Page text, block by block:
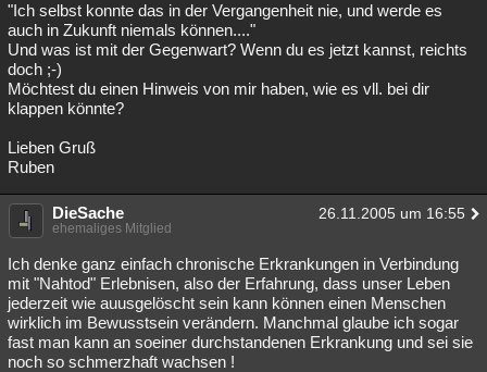
"Ich selbst konnte das in der Vergangenheit nie, und werde es
auch in Zukunft niemals können...."
Und was ist mit der Gegenwart? Wenn du es jetzt kannst, reichts
doch ;-)
Möchtest du einen Hinweis von mir haben, wie es vll. bei dir
klappen könnte?
Lieben Gruß
Ruben
DieSache 26.11.2005 um 16:55
ehemaliges Mitglied
Ich denke ganz einfach chronische Erkrankungen in Verbindung
mit "Nahtod" Erlebnisen, also der Erfahrung, dass unser Leben
jederzeit wie auusgelöscht sein kann können einen Menschen
wirklich im Bewusstsein verändern. Manchmal glaube ich sogar
fast man kann an soeiner durchstandenen Erkrankung und sei sie
noch so schmerzhaft wachsen !